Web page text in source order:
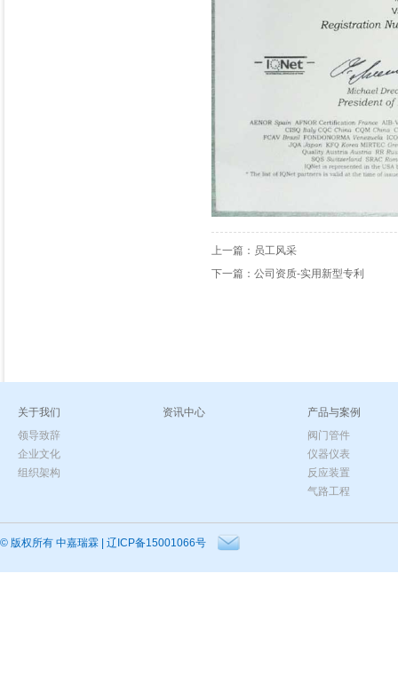
上一篇： 员工风采
下一篇： 公司资质-实用新型专利
关于我们
领导致辞
企业文化
组织架构
资讯中心
产品与案例
阀门管件
仪器仪表
反应装置
气路工程
© 版权所有 中嘉瑞霖 | 辽ICP备15001066号